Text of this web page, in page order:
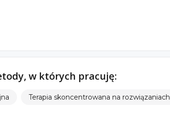
w których pracuję:
Terapia skoncentrowana na rozwiązaniach